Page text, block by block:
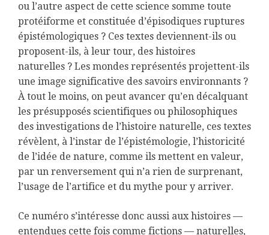
ou l’autre aspect de cette science somme toute
protéiforme et constituée d’épisodiques ruptures
épistémologiques ? Ces textes deviennent-ils ou
proposent-ils, à leur tour, des histoires
naturelles ? Les mondes représentés projettent-ils
une image significative des savoirs environnants ?
À tout le moins, on peut avancer qu’en décalquant
les présupposés scientifiques ou philosophiques
des investigations de l’histoire naturelle, ces textes
révèlent, à l’instar de l’épistémologie, l’historicité
de l’idée de nature, comme ils mettent en valeur,
par un renversement qui n’a rien de surprenant,
l’usage de l’artifice et du mythe pour y arriver.
Ce numéro s’intéresse donc aussi aux histoires —
entendues cette fois comme fictions — naturelles,